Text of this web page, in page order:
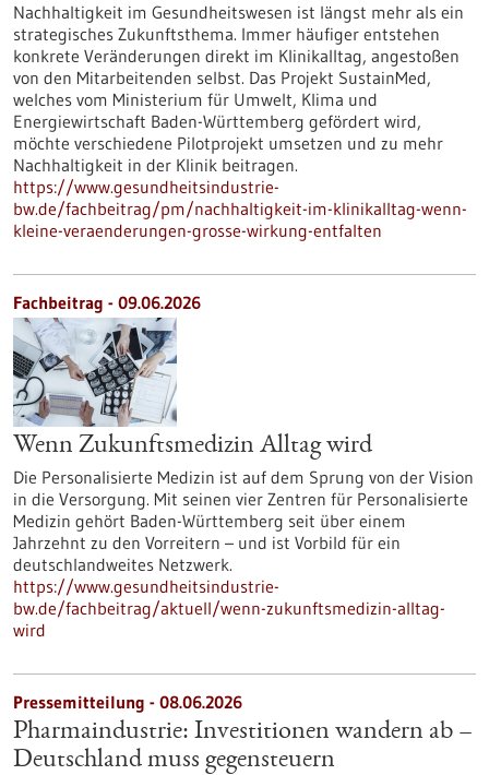
Nachhaltigkeit im Gesundheitswesen ist längst mehr als ein
strategisches Zukunftsthema. Immer häufiger entstehen
konkrete Veränderungen direkt im Klinikalltag, angestoßen
von den Mitarbeitenden selbst. Das Projekt SustainMed,
welches vom Ministerium für Umwelt, Klima und
Energiewirtschaft Baden-Württemberg gefördert wird,
möchte verschiedene Pilotprojekt umsetzen und zu mehr
Nachhaltigkeit in der Klinik beitragen.
https://www.gesundheitsindustrie-
bw.de/fachbeitrag/pm/nachhaltigkeit-im-klinikalltag-wenn-
kleine-veraenderungen-grosse-wirkung-entfalten
Fachbeitrag - 09.06.2026
Wenn Zukunftsmedizin Alltag wird
Die Personalisierte Medizin ist auf dem Sprung von der Vision
in die Versorgung. Mit seinen vier Zentren für Personalisierte
Medizin gehört Baden-Württemberg seit über einem
Jahrzehnt zu den Vorreitern – und ist Vorbild für ein
deutschlandweites Netzwerk.
https://www.gesundheitsindustrie-
bw.de/fachbeitrag/aktuell/wenn-zukunftsmedizin-alltag-
wird
Pressemitteilung - 08.06.2026
Pharmaindustrie: Investitionen wandern ab –
Deutschland muss gegensteuern